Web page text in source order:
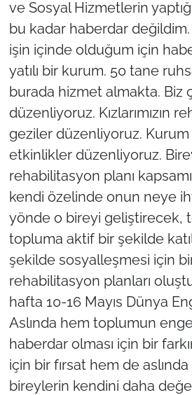
ve Sosyal Hizmetlerin
bu kadar haberdar
işin içinde olduğum için
yatılı bir kurum. 50 tane
burada hizmet almakta. Biz
düzenliyoruz. Kızlarımızın
geziler düzenliyoruz.
etkinlikler düzenliyoruz.
rehabilitasyon planı
kendi özelinde onun neye
yönde o bireyi geliştirecek,
topluma aktif bir şekilde
şekilde sosyalleşmesi için
rehabilitasyon planları
hafta 10-16 Mayıs Dünya
Aslında hem toplumun
haberdar olması için bir
için bir fırsat hem de
bireylerin kendini daha